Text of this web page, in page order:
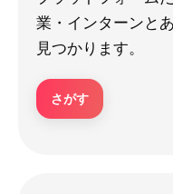
業・インターンと
見つかります。
さがす